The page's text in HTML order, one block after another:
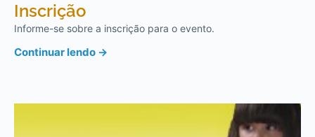
Inscrição
Informe-se sobre a inscrição para o evento.
Continuar lendo →